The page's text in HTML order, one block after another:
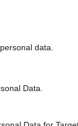
data.
Data.